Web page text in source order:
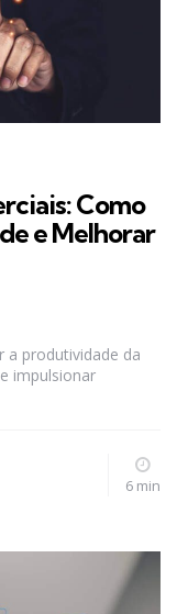
Como
e Melhorar
a produtividade da
impulsionar
6 min